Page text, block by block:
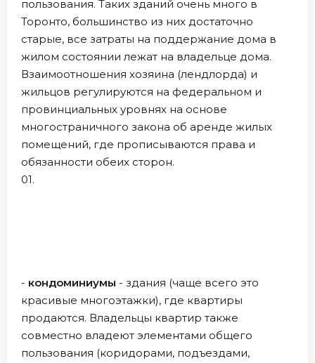
пользования. Таких зданий очень много в
Торонто, большинство из них достаточно
старые, все затраты на поддержание дома в
жилом состоянии лежат на владельце дома.
Взаимоотношения хозяина (лендлорда) и
жильцов регулируются на федеральном и
провинциальных уровнях на основе
многостраничного закона об аренде жилых
помещений, где прописываются права и
обязанности обеих сторон.
01.
- кондоминиумы - здания (чаще всего это
красивые многоэтажки), где квартиры
продаются. Владельцы квартир также
совместно владеют элементами общего
пользования (коридорами, подъездами,